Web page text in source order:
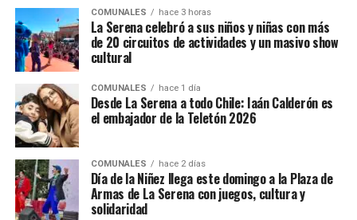
COMUNALES hace 3 horas
La Serena celebró a sus niños y niñas con más
de 20 circuitos de actividades y un masivo show
cultural
COMUNALES hace 1 día
Desde La Serena a todo Chile: Iaán Calderón es
el embajador de la Teletón 2026
COMUNALES hace 2 días
Día de la Niñez llega este domingo a la Plaza de
Armas de La Serena con juegos, cultura y
solidaridad